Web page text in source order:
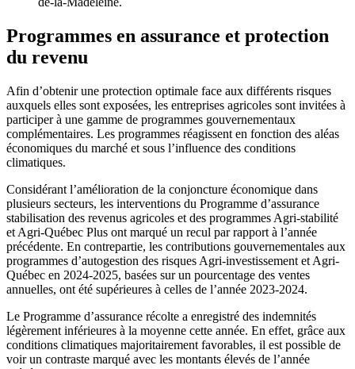
Programmes en assurance et protection
du revenu
Afin d’obtenir une protection optimale face aux différents risques
auxquels elles sont exposées, les entreprises agricoles sont invitées à
participer à une gamme de programmes gouvernementaux
complémentaires. Les programmes réagissent en fonction des aléas
économiques du marché et sous l’influence des conditions
climatiques.
Considérant l’amélioration de la conjoncture économique dans
plusieurs secteurs, les interventions du Programme d’assurance
stabilisation des revenus agricoles et des programmes Agri-stabilité
et Agri-Québec Plus ont marqué un recul par rapport à l’année
précédente. En contrepartie, les contributions gouvernementales aux
programmes d’autogestion des risques Agri-investissement et Agri-
Québec en 2024-2025, basées sur un pourcentage des ventes
annuelles, ont été supérieures à celles de l’année 2023-2024.
Le Programme d’assurance récolte a enregistré des indemnités
légèrement inférieures à la moyenne cette année. En effet, grâce aux
conditions climatiques majoritairement favorables, il est possible de
voir un contraste marqué avec les montants élevés de l’année